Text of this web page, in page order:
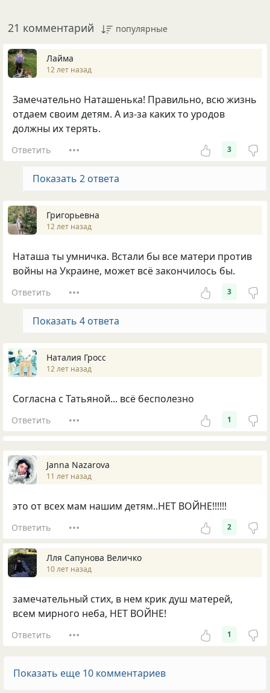
21 комментарий популярные
Лайма
12 лет назад
Замечательно Наташенька! Правильно, всю жизнь
отдаем своим детям. А из-за каких то уродов
должны их терять.
Ответить 3
Показать 2 ответа
Григорьевна
12 лет назад
Наташа ты умничка. Встали бы все матери против
войны на Украине, может всё закончилось бы.
Ответить 3
Показать 4 ответа
Наталия Гросс
12 лет назад
Согласна с Татьяной... всё бесполезно
Ответить 1
Janna Nazarova
11 лет назад
это от всех мам нашим детям..НЕТ ВОЙНЕ!!!!!!
Ответить 2
Лля Сапунова Величко
10 лет назад
замечательный стих, в нем крик душ матерей,
всем мирного неба, НЕТ ВОЙНЕ!
Ответить 1
Показать еще 10 комментариев